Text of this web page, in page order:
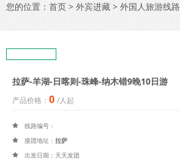
您的位置： 首页 > 外宾进藏 > 外国人旅游线路
拉萨-羊湖-日喀则-珠峰-纳木错9晚10日游
产品价格： 0 /人起
 线路编号：
 接团地址： 拉萨
 出发日期：天天发团